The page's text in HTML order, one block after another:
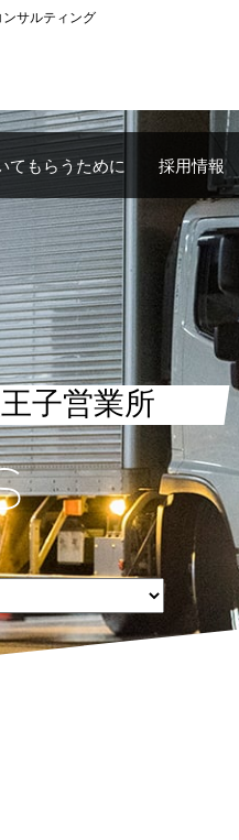
サルティング
てもらうために 採用情報
王子営業所